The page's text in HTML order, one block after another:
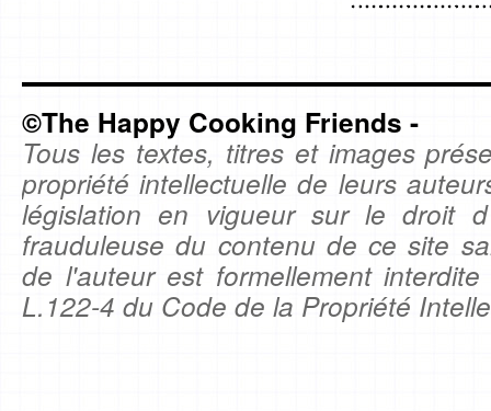
©The Happy Cooking Friends -
Tous les textes, titres et images
propriété intellectuelle de leurs
législation en vigueur sur le droit
frauduleuse du contenu de ce site
de l'auteur est formellement
L.122-4 du Code de la Propriété